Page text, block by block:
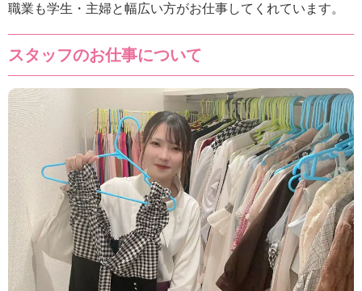
職業も学生・主婦と幅広い方がお仕事してくれています。
スタッフのお仕事について